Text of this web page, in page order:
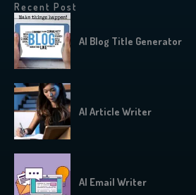
Recent Post
AI Blog Title Generator
AI Article Writer
AI Email Writer